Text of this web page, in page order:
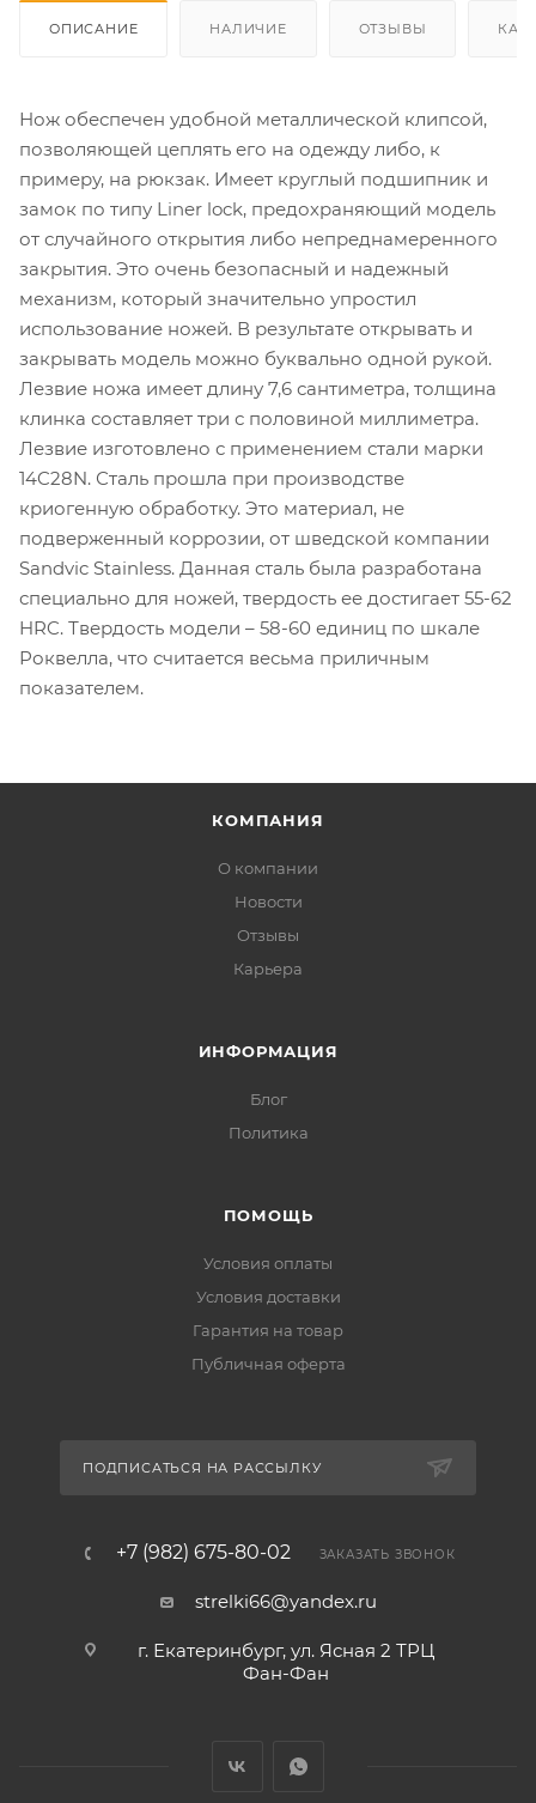
ОПИСАНИЕ НАЛИЧИЕ ОТЗЫВЫ КАК
Нож обеспечен удобной металлической клипсой,
позволяющей цеплять его на одежду либо, к
примеру, на рюкзак. Имеет круглый подшипник и
замок по типу Liner lock, предохраняющий модель
от случайного открытия либо непреднамеренного
закрытия. Это очень безопасный и надежный
механизм, который значительно упростил
использование ножей. В результате открывать и
закрывать модель можно буквально одной рукой.
Лезвие ножа имеет длину 7,6 сантиметра, толщина
клинка составляет три с половиной миллиметра.
Лезвие изготовлено с применением стали марки
14C28N. Сталь прошла при производстве
криогенную обработку. Это материал, не
подверженный коррозии, от шведской компании
Sandvic Stainless. Данная сталь была разработана
специально для ножей, твердость ее достигает 55-62
HRC. Твердость модели – 58-60 единиц по шкале
Роквелла, что считается весьма приличным
показателем.
КОМПАНИЯ
О компании
Новости
Отзывы
Карьера
ИНФОРМАЦИЯ
Блог
Политика
ПОМОЩЬ
Условия оплаты
Условия доставки
Гарантия на товар
Публичная оферта
ПОДПИСАТЬСЯ НА РАССЫЛКУ
+7 (982) 675-80-02 ЗАКАЗАТЬ ЗВОНОК
strelki66@yandex.ru
г. Екатеринбург, ул. Ясная 2 ТРЦ
Фан-Фан